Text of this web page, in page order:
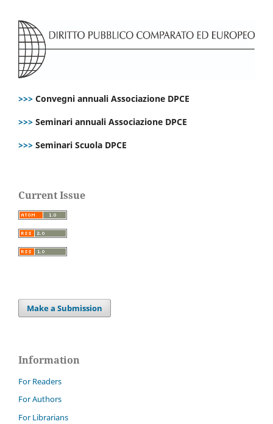
>>> Convegni annuali Associazione DPCE
>>> Seminari annuali Associazione DPCE
>>> Seminari Scuola DPCE
Current Issue
Make a Submission
Information
For Readers
For Authors
For Librarians